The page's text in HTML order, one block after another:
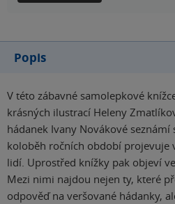
Popis
V této zábavné samolepkové
krásných ilustrací Heleny
hádanek Ivany Novákové
koloběh ročních období projevuje
lidí. Uprostřed knížky pak objeví
Mezi nimi najdou nejen ty, které
odpověď na veršované hádanky,